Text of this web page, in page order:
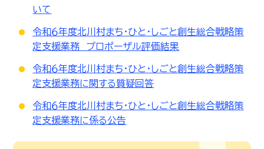
いて
令和６年度北川村まち・ひと・しごと創生総合戦略策
定支援業務 プロポーザル評価結果
令和６年度北川村まち・ひと・しごと創生総合戦略策
定支援業務に関する質疑回答
令和６年度北川村まち・ひと・しごと創生総合戦略策
定支援業務に係る公告